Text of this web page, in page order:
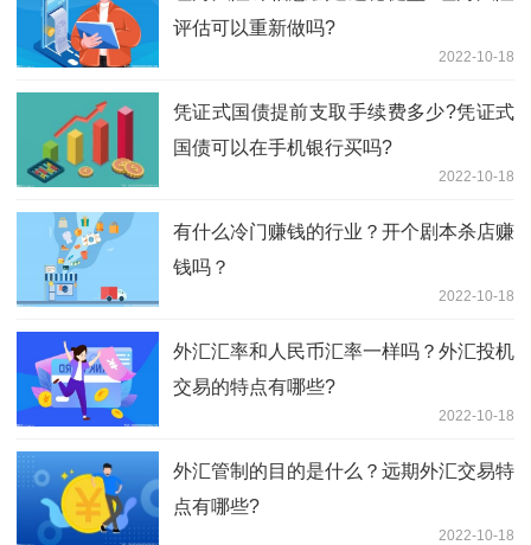
评估可以重新做吗?
2022-10-18
凭证式国债提前支取手续费多少?凭证式
国债可以在手机银行买吗?
2022-10-18
有什么冷门赚钱的行业？开个剧本杀店赚
钱吗？
2022-10-18
外汇汇率和人民币汇率一样吗？外汇投机
交易的特点有哪些?
2022-10-18
外汇管制的目的是什么？远期外汇交易特
点有哪些?
2022-10-18